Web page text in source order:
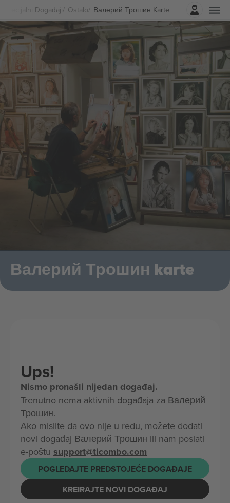
Specijalni Događaji Ostalo Валерий Трошин Karte
Najavite se
Валерий Трошин karte
Ups!
Nismo pronašli nijedan događaj.
Trenutno nema aktivnih događaja za Валерий
Трошин.
Ako mislite da ovo nije u redu, možete dodati
novi događaj Валерий Трошин ili nam poslati
e-poštu support@ticombo.com
POGLEDAJTE PREDSTOJEĆE DOGAĐAJE
KREIRAJTE NOVI DOGAĐAJ